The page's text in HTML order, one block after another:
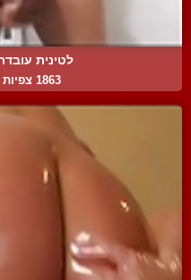
לטינית
1863 צפיות